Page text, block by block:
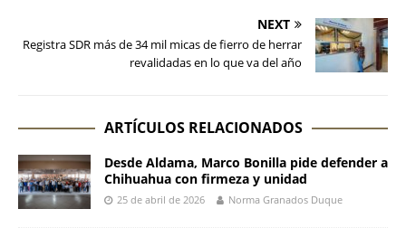
NEXT
Registra SDR más de 34 mil micas de fierro de herrar
revalidadas en lo que va del año
ARTÍCULOS RELACIONADOS
Desde Aldama, Marco Bonilla pide defender a
Chihuahua con firmeza y unidad
25 de abril de 2026 Norma Granados Duque